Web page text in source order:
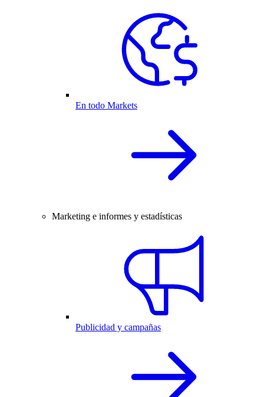
En todo Markets
Marketing e informes y estadísticas
Publicidad y campañas